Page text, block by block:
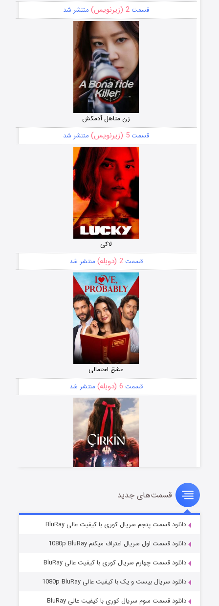
قسمت2 (زیرنویس) منتشر شد
زن متاهل آدمکش
قسمت5 (زیرنویس) منتشر شد
لاکی
قسمت2 (دوبله) منتشر شد
عشق احتمالی
قسمت 6 (دوبله) منتشر شد
سریال زشت
قسمت5 (زیرنویس) منتشر شد
قسمت‌های جدید
دانلود قسمت پنجم سریال کوری با کیفیت عالی BluRay
دانلود قسمت اول سریال اعتراف میکنم 1080p BluRay
دانلود قسمت چهارم سریال کوری با کیفیت عالی BluRay
دانلود سریال بیست و یک با کیفیت عالی 1080p BluRay
دانلود قسمت سوم سریال کوری با کیفیت عالی BluRay